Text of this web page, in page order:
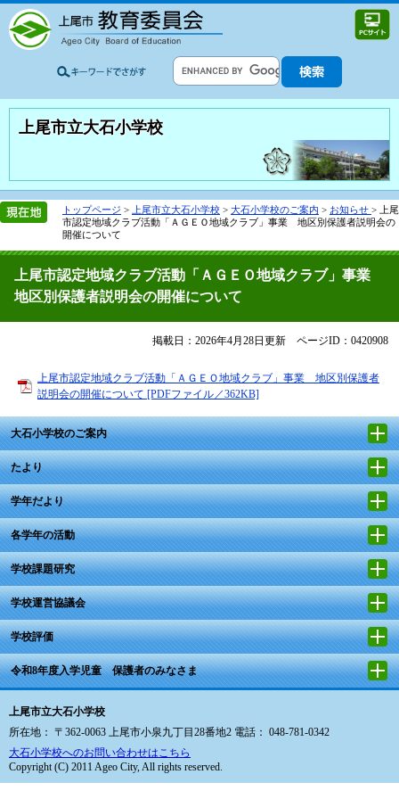
上尾市立大石小学校
トップページ > 上尾市立大石小学校 > 大石小学校のご案内 > お知らせ >
上尾
市認定地域クラブ活動「ＡＧＥＯ地域クラブ」事業 地区別保護者説明会の
開催について
上尾市認定地域クラブ活動「ＡＧＥＯ地域クラブ」事業
地区別保護者説明会の開催について
掲載日：2026年4月28日更新 ページID：0420908
上尾市認定地域クラブ活動「ＡＧＥＯ地域クラブ」事業 地区別保護者
説明会の開催について [PDFファイル／362KB]
大石小学校のご案内
たより
学年だより
各学年の活動
学校課題研究
学校運営協議会
学校評価
令和8年度入学児童 保護者のみなさま
上尾市立大石小学校
所在地： 〒362-0063 上尾市小泉九丁目28番地2 電話： 048-781-0342
大石小学校へのお問い合わせはこちら
Copyright (C) 2011 Ageo City, All rights reserved.